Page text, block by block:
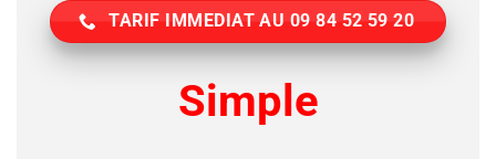
TARIF IMMEDIAT AU 09 84 52 59 20
Simple